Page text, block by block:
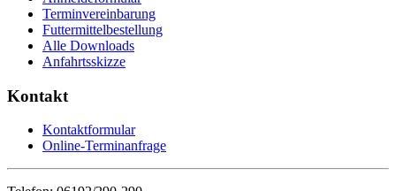
Terminvereinbarung
Futtermittelbestellung
Alle Downloads
Anfahrtsskizze
Kontakt
Kontaktformular
Online-Terminanfrage